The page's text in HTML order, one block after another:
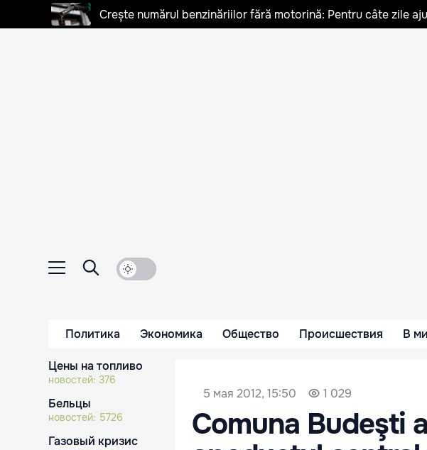
Crește numărul benzinăriilor fără motorină: Pentru câte zile
Политика Экономика Общество Происшествия В
Цены на топливо
новостей: 376
Бельцы
новостей: 5726
Газовый кризис
5 мая 2012, 15:50 1 029
Comuna Budeşti